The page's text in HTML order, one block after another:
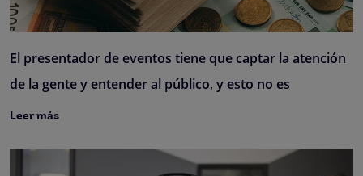
El presentador de eventos tiene que captar la atención
de la gente y entender al público, y esto no es
Leer más